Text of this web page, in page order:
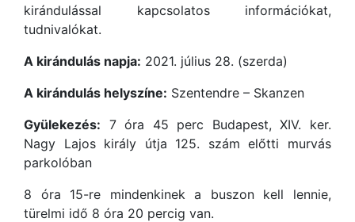
kirándulással kapcsolatos információkat,
tudnivalókat.
A kirándulás napja: 2021. július 28. (szerda)
A kirándulás helyszíne: Szentendre – Skanzen
Gyülekezés: 7 óra 45 perc Budapest, XIV. ker.
Nagy Lajos király útja 125. szám előtti murvás
parkolóban
8 óra 15-re mindenkinek a buszon kell lennie,
türelmi idő 8 óra 20 percig van.